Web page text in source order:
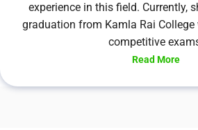
experience in this field. Currently,
graduation from Kamla Rai
competitive
Read More